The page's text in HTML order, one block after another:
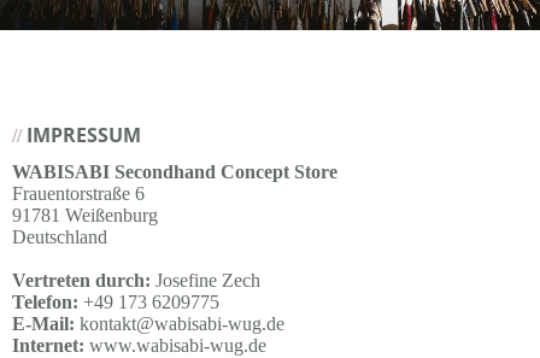
// IMPRESSUM
WABISABI Secondhand Concept Store
Frauentorstraße 6
91781 Weißenburg
Deutschland
Vertreten durch: Josefine Zech
Telefon: +49 173 6209775
E-Mail: kontakt@wabisabi-wug.de
Internet: www.wabisabi-wug.de